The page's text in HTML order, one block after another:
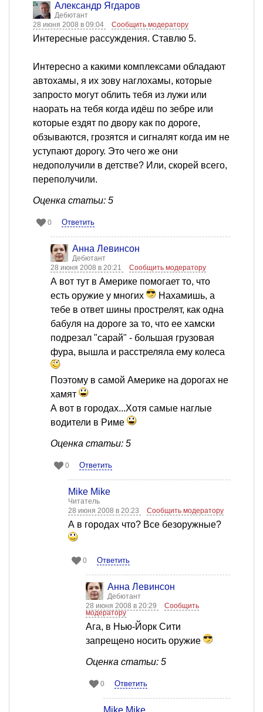
Александр Ягдаров
Дебютант
28 июня 2008 в 09:04
Сообщить модератору
Интересные рассуждения. Ставлю 5.
Интересно а какими комплексами обладают
автохамы, я их зову наглохамы, которые
запросто могут облить тебя из лужи или
наорать на тебя когда идёш по зебре или
которые ездят по двору как по дороге,
обзываются, грозятся и сигналят когда им не
уступают дорогу. Это чего же они
недополучили в детстве? Или, скорей всего,
переполучили.
Оценка статьи: 5
0 Ответить
Анна Левинсон
Дебютант
28 июня 2008 в 20:21
Сообщить модератору
А вот тут в Америке помогает то, что
есть оружие у многих
Нахамишь, а
тебе в ответ шины прострелят, как одна
бабуля на дороге за то, что ее хамски
подрезал "сарай" - большая грузовая
фура, вышла и расстреляла ему колеса
Поэтому в самой Америке на дорогах не
хамят
А вот в городах...Хотя самые наглые
водители в Риме
Оценка статьи: 5
0 Ответить
Mike Mike
Читатель
28 июня 2008 в 20:23
Сообщить модератору
А в городах что? Все безоружные?
0 Ответить
Анна Левинсон
Дебютант
28 июня 2008 в 20:29
Сообщить
модератору
Ага, в Нью-Йорк Cити
запрещено носить оружие
Оценка статьи: 5
0 Ответить